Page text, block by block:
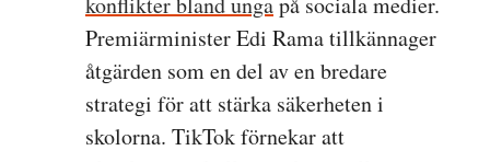
Premiärminister Edi Rama tillkännager
åtgärden som en del av en bredare
strategi för att stärka säkerheten i
skolorna. TikTok förnekar att